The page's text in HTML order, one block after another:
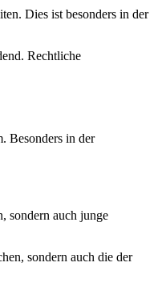
Dies ist besonders in der
Rechtliche
Besonders in der
sondern auch junge
sondern auch die der